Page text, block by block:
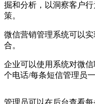
掘和分析，以洞察客户
策。
微信营销管理系统可以
合。
企业可以使用系统对微
个电话/每条短信管理员一